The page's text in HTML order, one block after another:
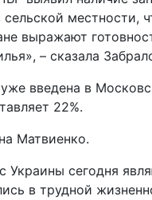
выражают
– сказала
введена в
22%.
Матвиенко.
сегодня
в трудной